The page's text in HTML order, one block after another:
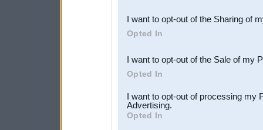
Downstream Participants
third parties.
I want to opt-out of the Sharing of
Opted In
I want to opt-out of the Sale of my
Opted In
I want to opt-out of processing my
Advertising.
Opted In